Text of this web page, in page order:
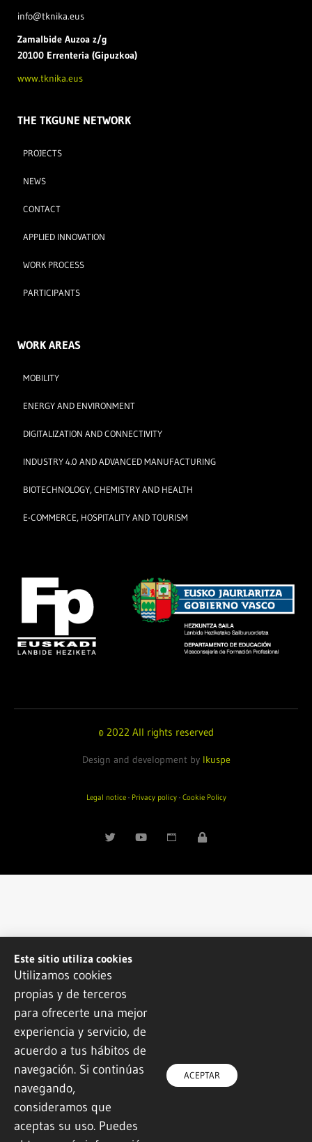
info@tknika.eus
Zamalbide Auzoa z/g
20100 Errenteria (Gipuzkoa)
www.tknika.eus
THE TKGUNE NETWORK
PROJECTS
NEWS
CONTACT
APPLIED INNOVATION
WORK PROCESS
PARTICIPANTS
WORK AREAS
MOBILITY
ENERGY AND ENVIRONMENT
DIGITALIZATION AND CONNECTIVITY
INDUSTRY 4.0 AND ADVANCED MANUFACTURING
BIOTECHNOLOGY, CHEMISTRY AND HEALTH
E-COMMERCE, HOSPITALITY AND TOURISM
© 2022 All rights reserved
Design and development by Ikuspe
Legal notice· Privacy policy· Cookie Policy
Este sitio utiliza cookies
Utilizamos cookies
propias y de terceros
para ofrecerte una mejor
experiencia y servicio, de
acuerdo a tus hábitos de
navegación. Si continúas
navegando,
consideramos que
aceptas su uso. Puedes
ACEPTAR